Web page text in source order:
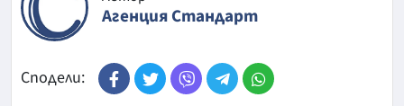
Агенция Стандарт
Сподели: